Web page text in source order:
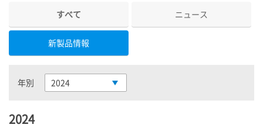
すべて ニュース
新製品情報
年別 2024
2024